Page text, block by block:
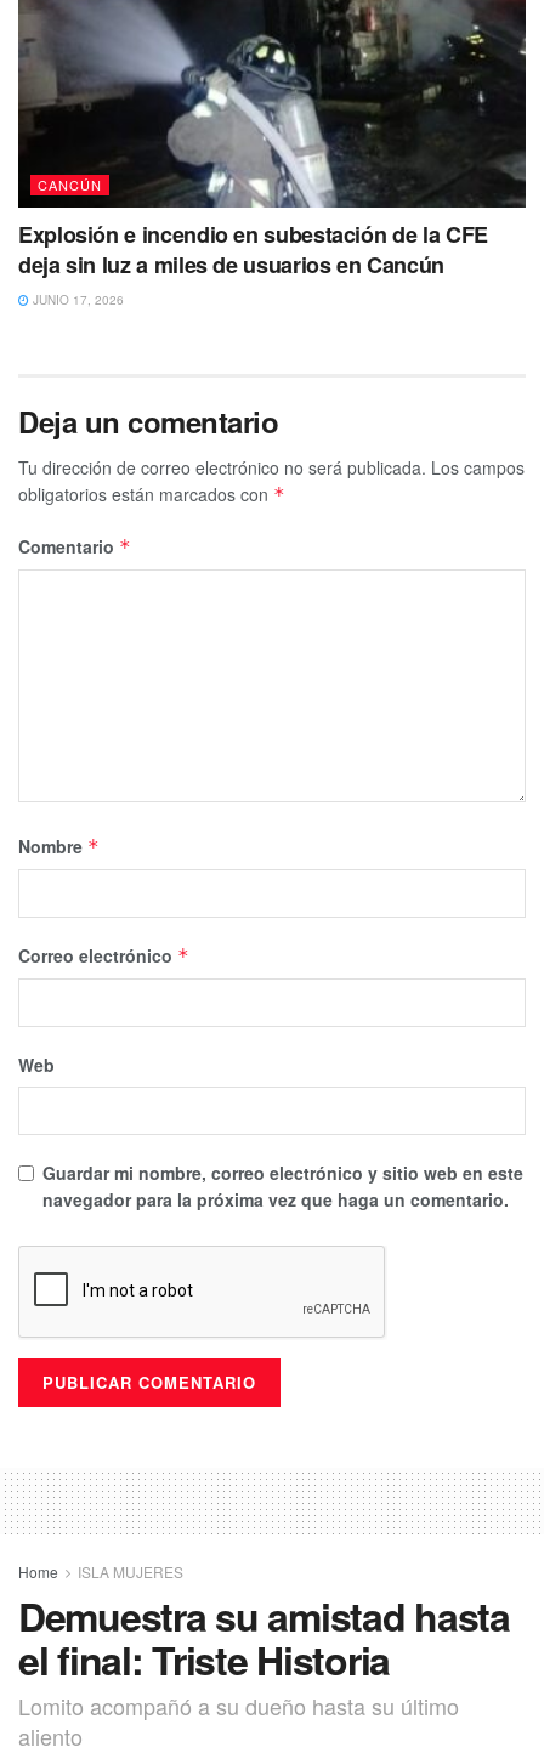
autoridades agradecerían mucho que por favor te
comuniques al 984 8730163.
CANCÚN
Explosión e incendio en subestación de la CFE
deja sin luz a miles de usuarios en Cancún
JUNIO 17, 2026
Deja un comentario
Tu dirección de correo electrónico no será publicada. Los campos
obligatorios están marcados con *
Comentario *
Nombre *
Correo electrónico *
Web
Guardar mi nombre, correo electrónico y sitio web en este
navegador para la próxima vez que haga un comentario.
Home ISLA MUJERES
Demuestra su amistad hasta
el final: Triste Historia
Lomito acompañó a su dueño hasta su último
aliento